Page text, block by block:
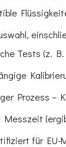
Tests (z.
Prozess –
Messzeit
für EU-